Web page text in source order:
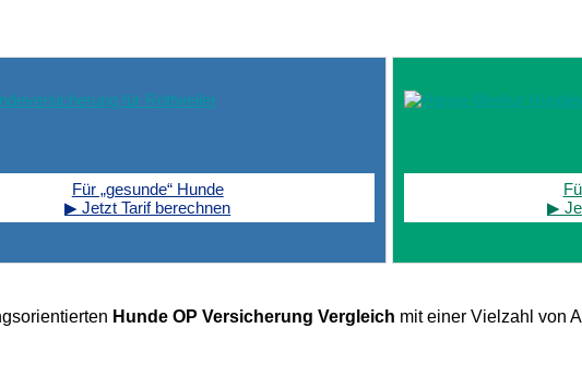
Für „gesunde“ Hunde
▶ Jetzt Tarif berechnen
▶
Hunde OP Versicherung Vergleich mit einer Vielzahl von